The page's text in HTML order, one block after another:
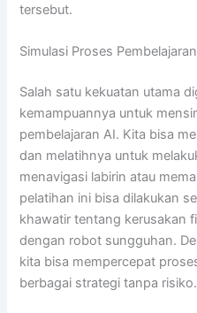
tersebut.
Simulasi Proses Pembelajaran
Salah satu kekuatan utama
kemampuannya untuk
pembelajaran AI. Kita bisa
dan melatihnya untuk
menavigasi labirin atau
pelatihan ini bisa dilakukan
khawatir tentang kerusakan
dengan robot sungguhan.
kita bisa mempercepat
berbagai strategi tanpa risiko.